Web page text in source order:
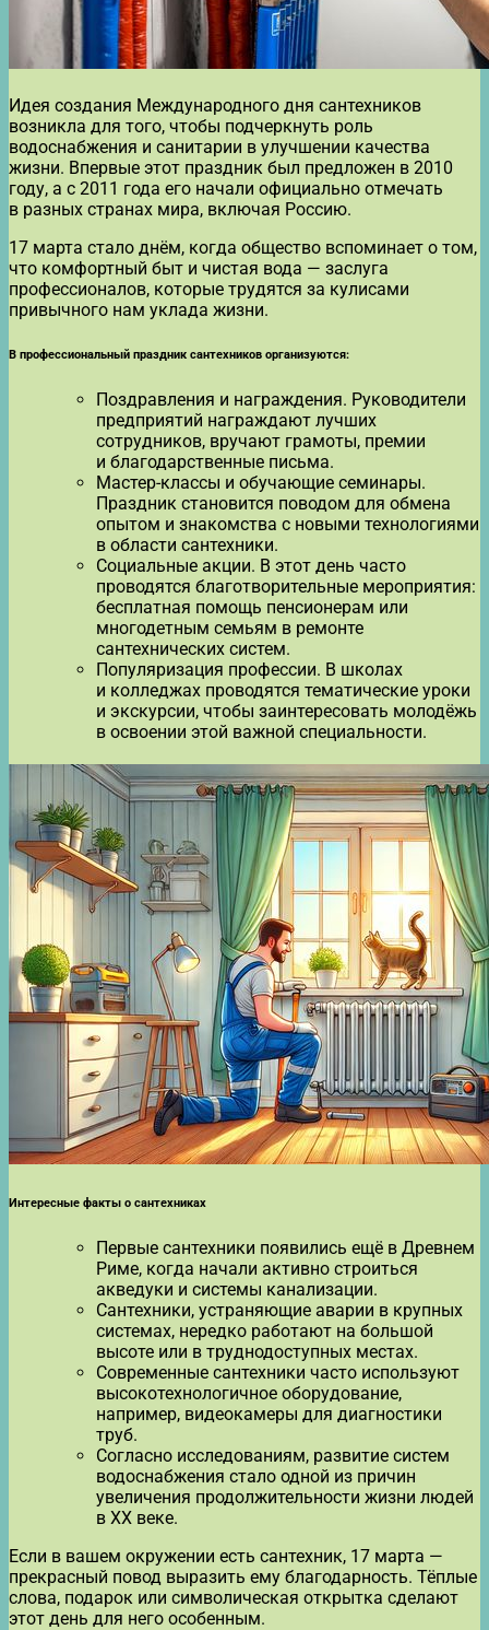
Идея создания Международного дня сантехников
возникла для того, чтобы подчеркнуть роль
водоснабжения и санитарии в улучшении качества
жизни. Впервые этот праздник был предложен в 2010
году, а с 2011 года его начали официально отмечать
в разных странах мира, включая Россию.
17 марта стало днём, когда общество вспоминает о том,
что комфортный быт и чистая вода — заслуга
профессионалов, которые трудятся за кулисами
привычного нам уклада жизни.
В профессиональный праздник сантехников организуются:
Поздравления и награждения. Руководители
предприятий награждают лучших
сотрудников, вручают грамоты, премии
и благодарственные письма.
Мастер-классы и обучающие семинары.
Праздник становится поводом для обмена
опытом и знакомства с новыми технологиями
в области сантехники.
Социальные акции. В этот день часто
проводятся благотворительные мероприятия:
бесплатная помощь пенсионерам или
многодетным семьям в ремонте
сантехнических систем.
Популяризация профессии. В школах
и колледжах проводятся тематические уроки
и экскурсии, чтобы заинтересовать молодёжь
в освоении этой важной специальности.
Интересные факты о сантехниках
Первые сантехники появились ещё в Древнем
Риме, когда начали активно строиться
акведуки и системы канализации.
Сантехники, устраняющие аварии в крупных
системах, нередко работают на большой
высоте или в труднодоступных местах.
Современные сантехники часто используют
высокотехнологичное оборудование,
например, видеокамеры для диагностики
труб.
Согласно исследованиям, развитие систем
водоснабжения стало одной из причин
увеличения продолжительности жизни людей
в XX веке.
Если в вашем окружении есть сантехник, 17 марта —
прекрасный повод выразить ему благодарность. Тёплые
слова, подарок или символическая открытка сделают
этот день для него особенным.